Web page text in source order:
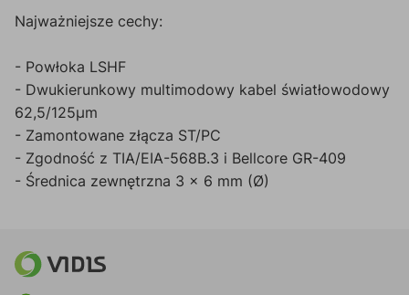
Najważniejsze cechy:
- Powłoka LSHF
- Dwukierunkowy multimodowy kabel światłowodowy
62,5/125µm
- Zamontowane złącza ST/PC
- Zgodność z TIA/EIA-568B.3 i Bellcore GR-409
- Średnica zewnętrzna 3 x 6 mm (Ø)